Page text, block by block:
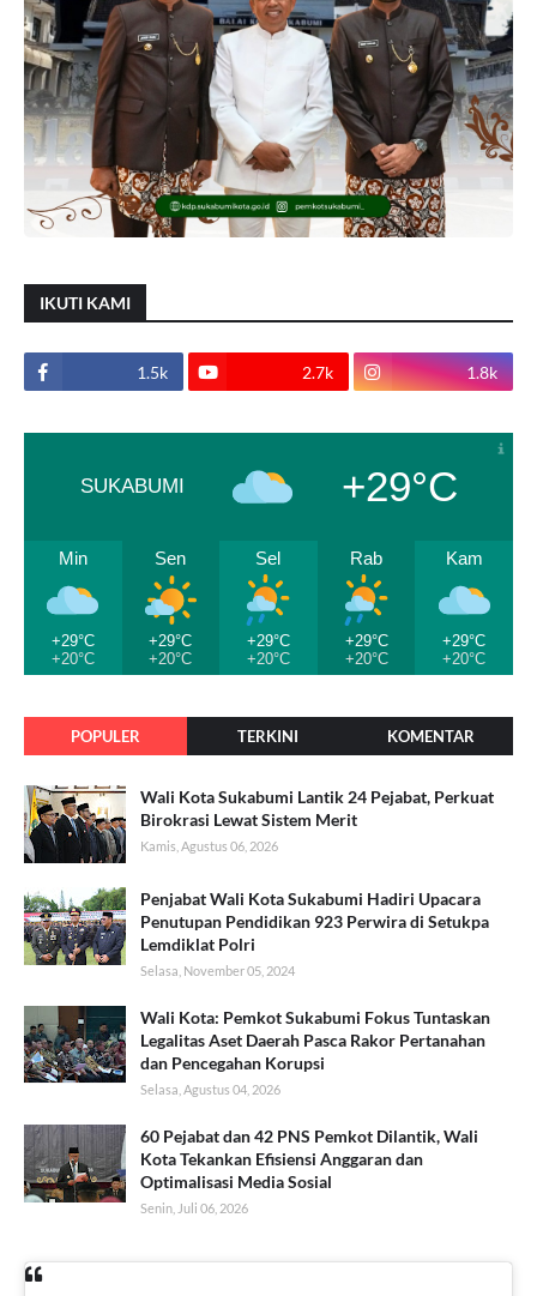
IKUTI KAMI
1.5k 2.7k 1.8k
SUKABUMI +29°C
Min
+29°C
+20°C
Sen
+29°C
+20°C
Sel
+29°C
+20°C
Rab
+29°C
+20°C
Kam
+29°C
+20°C
POPULER TERKINI KOMENTAR
Wali Kota Sukabumi Lantik 24 Pejabat, Perkuat
Birokrasi Lewat Sistem Merit
Kamis, Agustus 06, 2026
Penjabat Wali Kota Sukabumi Hadiri Upacara
Penutupan Pendidikan 923 Perwira di Setukpa
Lemdiklat Polri
Selasa, November 05, 2024
Wali Kota: Pemkot Sukabumi Fokus Tuntaskan
Legalitas Aset Daerah Pasca Rakor Pertanahan
dan Pencegahan Korupsi
Selasa, Agustus 04, 2026
60 Pejabat dan 42 PNS Pemkot Dilantik, Wali
Kota Tekankan Efisiensi Anggaran dan
Optimalisasi Media Sosial
Senin, Juli 06, 2026